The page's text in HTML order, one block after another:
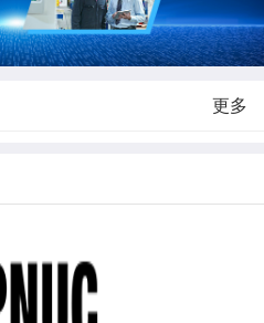
更多